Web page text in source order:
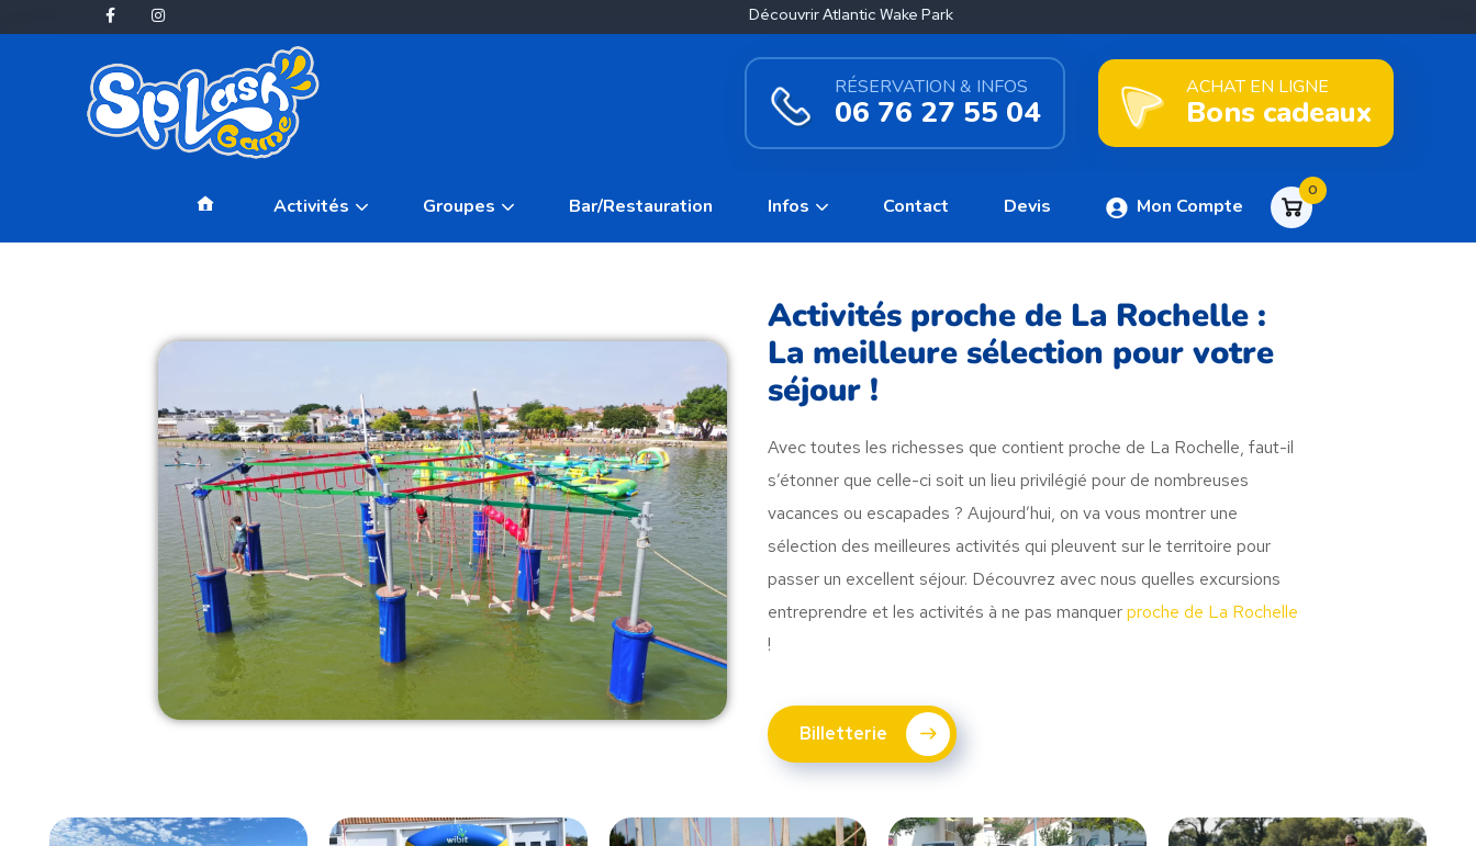
Découvrir Atlantic Wake Park
RÉSERVATION & INFOS
06 76 27 55 04
ACHAT EN LIGNE
Bons cadeaux
AccueilActivités Groupes Bar/Restauration Infos Contact Devis Mon Compte
0
Activités proche de La Rochelle :
La meilleure sélection pour votre
séjour !
Avec toutes les richesses que contient proche de La Rochelle, faut-il
s’étonner que celle-ci soit un lieu privilégié pour de nombreuses
vacances ou escapades ? Aujourd’hui, on va vous montrer une
sélection des meilleures activités qui pleuvent sur le territoire pour
passer un excellent séjour. Découvrez avec nous quelles excursions
entreprendre et les activités à ne pas manquerproche de La Rochelle
!
Billetterie